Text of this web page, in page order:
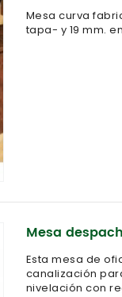
Mesa curva
tapa- y 19 mm.
Mesa
Esta mesa de
canalización
nivelación con